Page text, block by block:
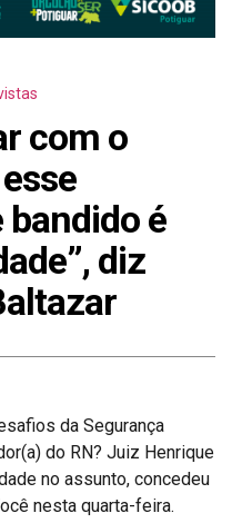
com o
é
diz
da Segurança
do RN? Juiz Henrique
no assunto, concedeu
nesta quarta-feira.